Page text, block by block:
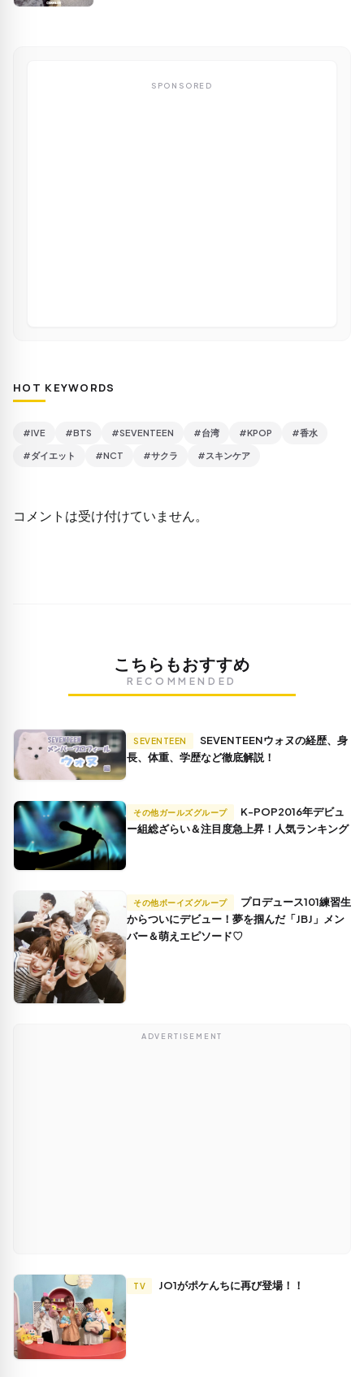
SPONSORED
HOT KEYWORDS
#IVE #BTS #SEVENTEEN #台湾 #KPOP #香水
#ダイエット #NCT #サクラ #スキンケア
コメントは受け付けていません。
こちらもおすすめ
RECOMMENDED
SEVENTEEN
長、体重、学歴など徹底解説！
その他ガールズグループ
ー組総ざらい＆注目度急上昇！人気ランキング
その他ボーイズグループ
からついにデビュー！夢を掴んだ「JBJ」メン
バー＆萌えエピソード♡
ADVERTISEMENT
TV JO1がポケんちに再び登場！！